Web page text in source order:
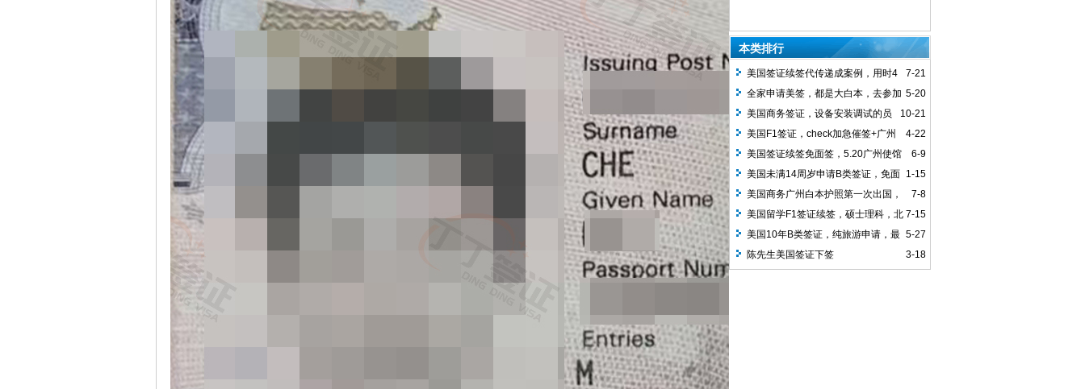
本类排行
7-21
美国签证续签代传递成案例，用时4
周
5-20
全家申请美签，都是大白本，去参加
老大的毕业典礼，十年顺利下签
10-21
美国商务签证，设备安装调试的员
工，白本护照第一次出国，武汉领馆顺利
下签10年多次
4-22
美国F1签证，check加急催签+广州
加急取护照，顺利拿到
6-9
美国签证续签免面签，5.20广州使馆
进，5.30通过，6.4收到护照
1-15
美国未满14周岁申请B类签证，免面
签办理，1周下签，父母其他一方必须持
有有效的美签
7-8
美国商务广州白本护照第一次出国，
敏感专业，行政审查2个月，终于下签1年
多次
7-15
美国留学F1签证续签，硕士理科，北
京使馆顺利拿到
5-27
美国10年B类签证，纯旅游申请，最
近通过率比较高
3-18
陈先生美国签证下签